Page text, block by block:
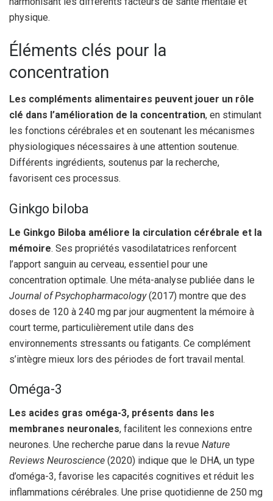
physique.
Éléments clés pour la
concentration
Les compléments alimentaires peuvent jouer un rôle
clé dans l’amélioration de la concentration, en stimulant
les fonctions cérébrales et en soutenant les mécanismes
physiologiques nécessaires à une attention soutenue.
Différents ingrédients, soutenus par la recherche,
favorisent ces processus.
Ginkgo biloba
Le Ginkgo Biloba améliore la circulation cérébrale et la
mémoire. Ses propriétés vasodilatatrices renforcent
l’apport sanguin au cerveau, essentiel pour une
concentration optimale. Une méta-analyse publiée dans le
Journal of Psychopharmacology(2017) montre que des
doses de 120 à 240 mg par jour augmentent la mémoire à
court terme, particulièrement utile dans des
environnements stressants ou fatigants. Ce complément
s’intègre mieux lors des périodes de fort travail mental.
Oméga-3
Les acides gras oméga-3, présents dans les
membranes neuronales, facilitent les connexions entre
neurones. Une recherche parue dans la revue Nature
Reviews Neuroscience (2020) indique que le DHA, un type
d’oméga-3, favorise les capacités cognitives et réduit les
inflammations cérébrales. Une prise quotidienne de 250 mg